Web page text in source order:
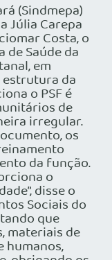
(Sindmepa)
Júlia Carepa
Costa, o
Saúde da
em
estrutura da
o PSF é
de
irregular.
os
da função.
o
disse o
Sociais do
que
materiais de
humanos,